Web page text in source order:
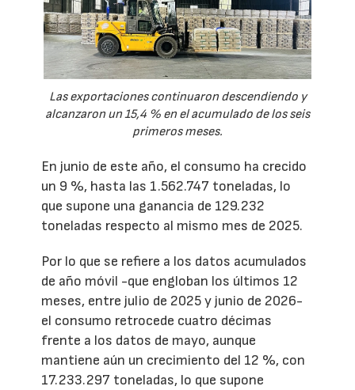
Las exportaciones continuaron descendiendo y
alcanzaron un 15,4 % en el acumulado de los seis
primeros meses.
En junio de este año, el consumo ha crecido
un 9 %, hasta las 1.562.747 toneladas, lo
que supone una ganancia de 129.232
toneladas respecto al mismo mes de 2025.
Por lo que se refiere a los datos acumulados
de año móvil -que engloban los últimos 12
meses, entre julio de 2025 y junio de 2026-
el consumo retrocede cuatro décimas
frente a los datos de mayo, aunque
mantiene aún un crecimiento del 12 %, con
17.233.297 toneladas, lo que supone